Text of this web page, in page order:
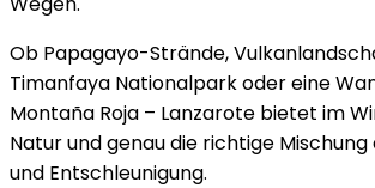
Ob Papagayo-Strände,
Timanfaya Nationalpark oder eine
Montaña Roja – Lanzarote bietet im
Natur und genau die richtige
und Entschleunigung.